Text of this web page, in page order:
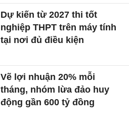
Dự kiến từ 2027 thi tốt
nghiệp THPT trên máy tính
tại nơi đủ điều kiện
Vẽ lợi nhuận 20% mỗi
tháng, nhóm lừa đảo huy
động gần 600 tỷ đồng